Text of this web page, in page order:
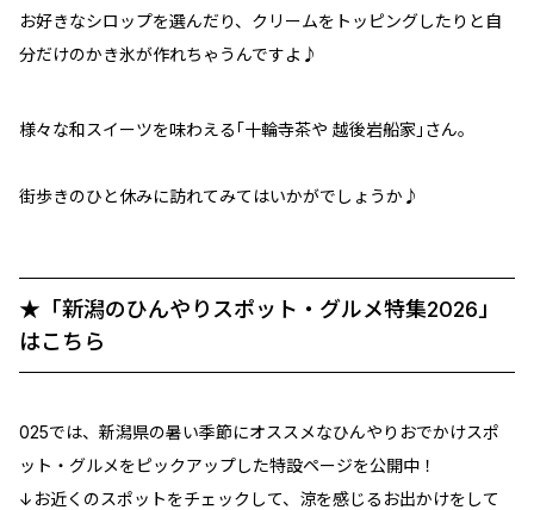
お好きなシロップを選んだり、クリームをトッピングしたりと自
分だけのかき氷が作れちゃうんですよ♪
様々な和スイーツを味わえる｢十輪寺茶や 越後岩船家｣さん。
街歩きのひと休みに訪れてみてはいかがでしょうか♪
★「新潟のひんやりスポット・グルメ特集2026」
はこちら
025では、新潟県の暑い季節にオススメなひんやりおでかけスポ
ット・グルメをピックアップした特設ページを公開中！
↓お近くのスポットをチェックして、涼を感じるお出かけをして